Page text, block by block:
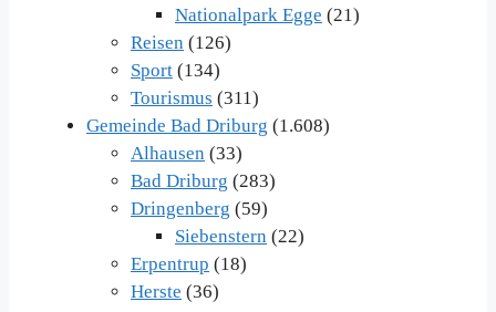
Nationalpark Egge (21)
Reisen (126)
Sport (134)
Tourismus (311)
Gemeinde Bad Driburg (1.608)
Alhausen (33)
Bad Driburg (283)
Dringenberg (59)
Siebenstern (22)
Erpentrup (18)
Herste (36)